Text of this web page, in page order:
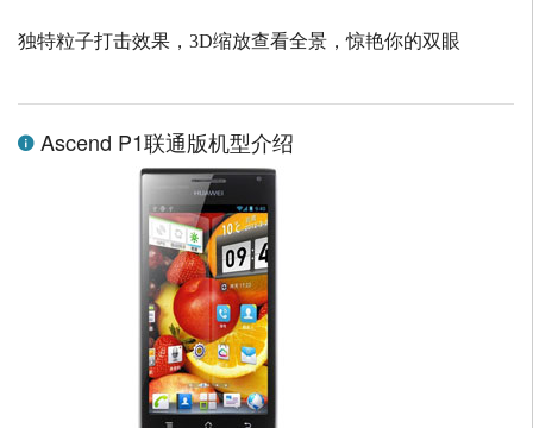
独特粒子打击效果， 3D缩放查看全景，惊艳你的双眼
Ascend P1联通版机型介绍